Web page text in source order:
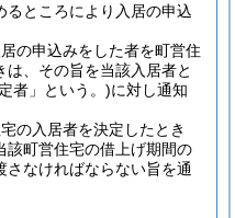
るところにより入居の申込
の申込みをした者を町営住
、その旨を当該入居者と
者」という。)に対し通知
の入居者を決定したとき
該町営住宅の借上げ期間の
なければならない旨を通